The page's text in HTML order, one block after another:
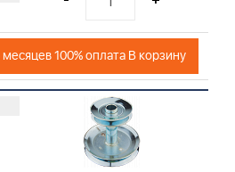
100% оплата В корзину